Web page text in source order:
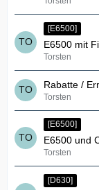
[E6500]
E6500 mit
Torsten
Rabatte /
Torsten
[E6500]
E6500 und
Torsten
[D630]